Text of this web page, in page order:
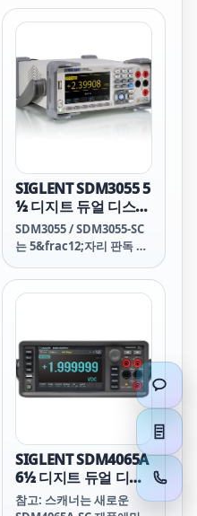
정을 제공합니다.
SIGLENT SDM3055 5
½ 디지트 듀얼 디스플
레이 디지털 멀티미터
SDM3055 / SDM3055-SC
는 5&frac12;자리 판독 분
갖춘 디지털 멀티미터로,
특히 고정밀, 다기능 및 자
SIGLENT SDM4065A
6½ 디지트 듀얼 디스
플레이 디지털 멀티미
참고: 스캐너는 새로운